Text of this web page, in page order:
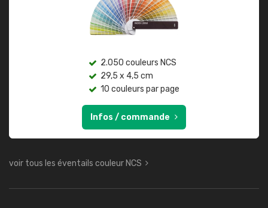
2.050 couleurs NCS
29,5 x 4,5 cm
10 couleurs par page
Infos / commande
voir tous les éventails couleur NCS